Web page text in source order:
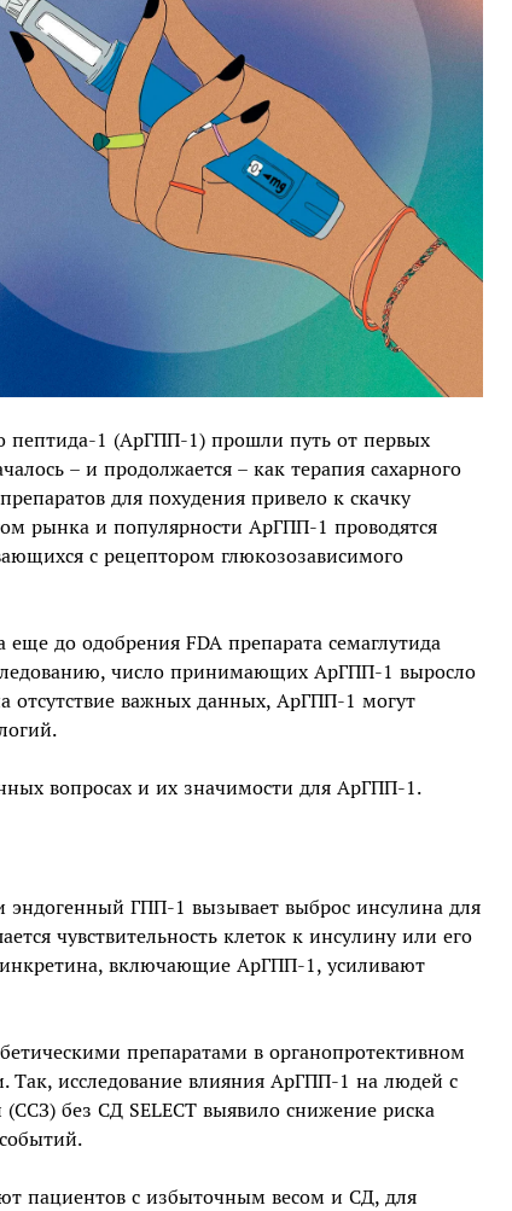
пептида-1 (АрГПП-1) прошли путь от первых
– и продолжается – как терапия сахарного
для похудения привело к скачку
рынка и популярности АрГПП-1 проводятся
с рецептором глюкозозависимого
до одобрения FDA препарата семаглутида
число принимающих АрГПП-1 выросло
отсутствие важных данных, АрГПП-1 могут
вопросах и их значимости для АрГПП-1.
ГПП-1 вызывает выброс инсулина для
чувствительность клеток к инсулину или его
включающие АрГПП-1, усиливают
препаратами в органопротективном
Так, исследование влияния АрГПП-1 на людей с
без СД SELECT выявило снижение риска
пациентов с избыточным весом и СД, для